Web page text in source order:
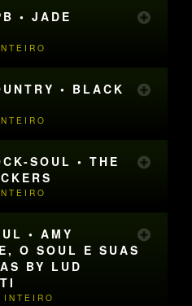
• JADE
• BLACK
SOUL • THE
• AMY
O SOUL E SUAS
BY LUD
INTEIRO